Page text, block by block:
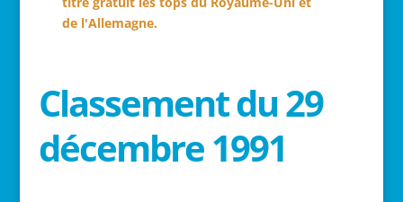
de l'Allemagne.
Classement du 29
décembre 1991